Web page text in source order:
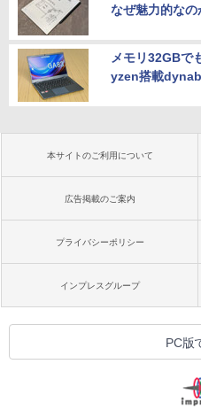
なぜ魅力的なの
メモリ32GBで
yzen搭載
本サイトのご利用について
広告掲載のご案内
プライバシーポリシー
インプレスグループ
PC版